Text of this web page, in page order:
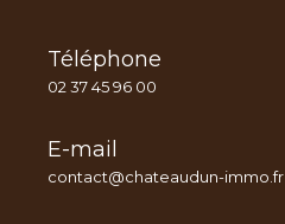
Téléphone
02 37 45 96 00
E-mail
contact@chateaudun-immo.fr